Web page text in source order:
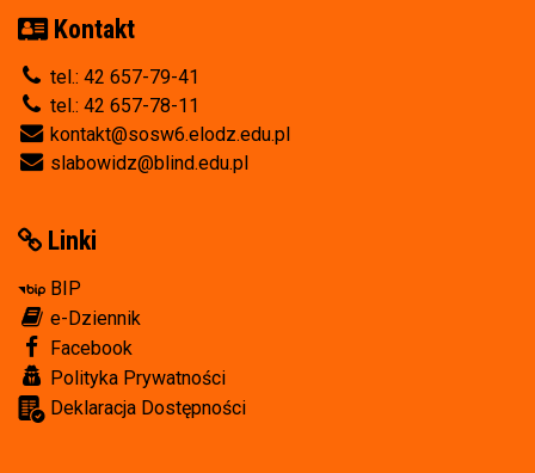
Kontakt
tel.: 42 657-79-41
tel.: 42 657-78-11
kontakt@sosw6.elodz.edu.pl
slabowidz@blind.edu.pl
Linki
BIP
e-Dziennik
Facebook
Polityka Prywatności
Deklaracja Dostępności